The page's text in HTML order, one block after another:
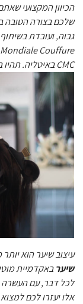
הכיוון המקצועי
שלכם בצורה הטובה
CMC באיטליה. תהיו בטוחים, שעל איכות אנחנו לא מתפשרים.
עיצוב שיער הוא
שיערבאקדמיית
לכל דבר, עם העשרה
אלו יעזרו לכם